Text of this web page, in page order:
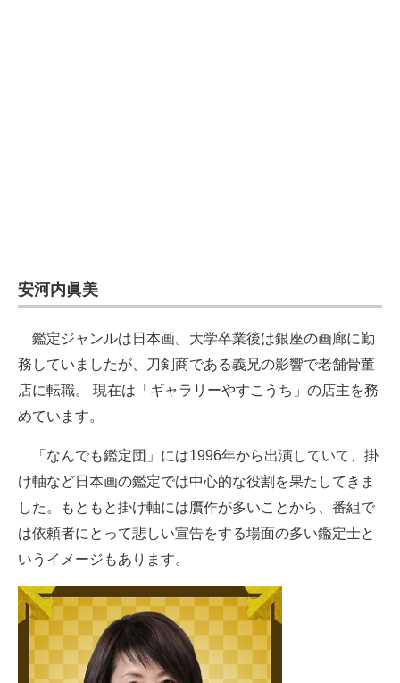
安河内眞美
鑑定ジャンルは日本画。大学卒業後は銀座の画廊に勤
務していましたが、刀剣商である義兄の影響で老舗骨董
店に転職。 現在は「ギャラリーやすこうち」の店主を務
めています。
「なんでも鑑定団」には1996年から出演していて、掛
け軸など日本画の鑑定では中心的な役割を果たしてきま
した。もともと掛け軸には贋作が多いことから、番組で
は依頼者にとって悲しい宣告をする場面の多い鑑定士と
いうイメージもあります。